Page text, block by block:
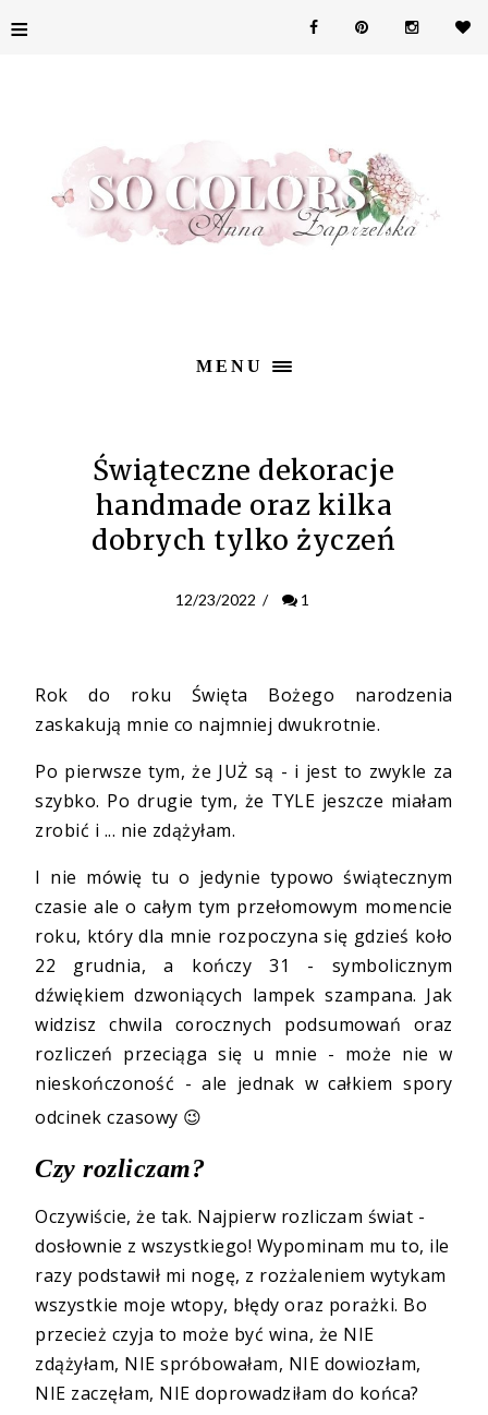
≡
MENU
Świąteczne dekoracje
handmade oraz kilka
dobrych tylko życzeń
12/23/2022 / 1
Rok do roku Święta Bożego narodzenia
zaskakują mnie co najmniej dwukrotnie.
Po pierwsze tym, że JUŻ są - i jest to zwykle za
szybko. Po drugie tym, że TYLE jeszcze miałam
zrobić i ... nie zdążyłam.
I nie mówię tu o jedynie typowo świątecznym
czasie ale o całym tym przełomowym momencie
roku, który dla mnie rozpoczyna się gdzieś koło
22 grudnia, a kończy 31 - symbolicznym
dźwiękiem dzwoniących lampek szampana. Jak
widzisz chwila corocznych podsumowań oraz
rozliczeń przeciąga się u mnie - może nie w
nieskończoność - ale jednak w całkiem spory
odcinek czasowy 😉
Czy rozliczam?
Oczywiście, że tak. Najpierw rozliczam świat -
dosłownie z wszystkiego! Wypominam mu to, ile
razy podstawił mi nogę, z rozżaleniem wytykam
wszystkie moje wtopy, błędy oraz porażki. Bo
przecież czyja to może być wina, że NIE
zdążyłam, NIE spróbowałam, NIE dowiozłam,
NIE zaczęłam, NIE doprowadziłam do końca?